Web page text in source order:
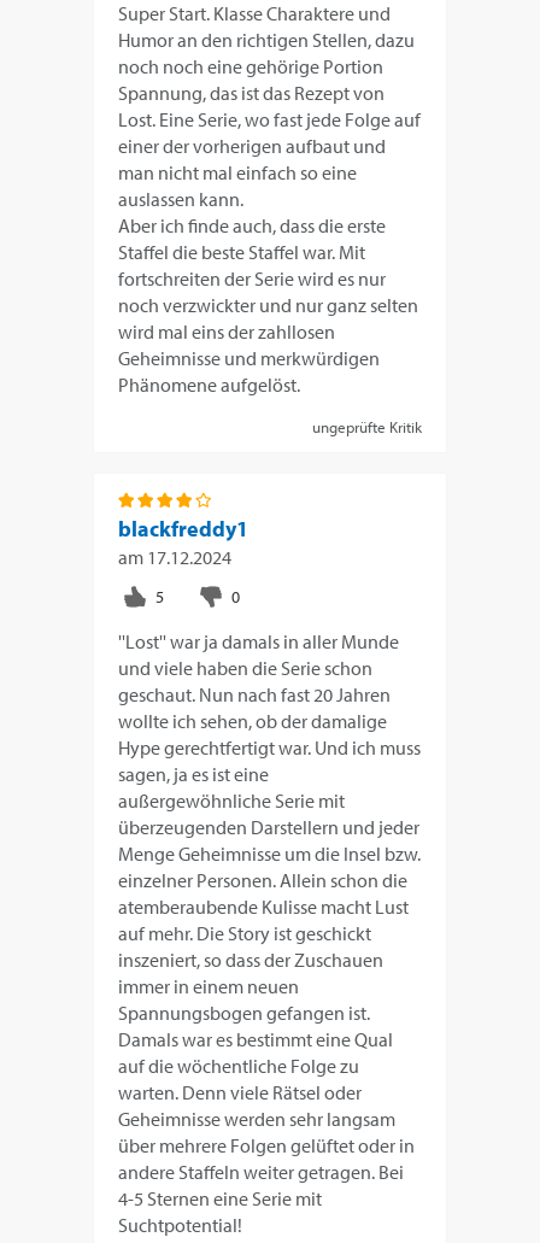
Super Start. Klasse Charaktere und
Humor an den richtigen Stellen, dazu
noch noch eine gehörige Portion
Spannung, das ist das Rezept von
Lost. Eine Serie, wo fast jede Folge auf
einer der vorherigen aufbaut und
man nicht mal einfach so eine
auslassen kann.
Aber ich finde auch, dass die erste
Staffel die beste Staffel war. Mit
fortschreiten der Serie wird es nur
noch verzwickter und nur ganz selten
wird mal eins der zahllosen
Geheimnisse und merkwürdigen
Phänomene aufgelöst.
ungeprüfte Kritik
blackfreddy1
am 17.12.2024
''Lost'' war ja damals in aller Munde
und viele haben die Serie schon
geschaut. Nun nach fast 20 Jahren
wollte ich sehen, ob der damalige
Hype gerechtfertigt war. Und ich muss
sagen, ja es ist eine
außergewöhnliche Serie mit
überzeugenden Darstellern und jeder
Menge Geheimnisse um die Insel bzw.
einzelner Personen. Allein schon die
atemberaubende Kulisse macht Lust
auf mehr. Die Story ist geschickt
inszeniert, so dass der Zuschauen
immer in einem neuen
Spannungsbogen gefangen ist.
Damals war es bestimmt eine Qual
auf die wöchentliche Folge zu
warten. Denn viele Rätsel oder
Geheimnisse werden sehr langsam
über mehrere Folgen gelüftet oder in
andere Staffeln weiter getragen. Bei
4-5 Sternen eine Serie mit
Suchtpotential!